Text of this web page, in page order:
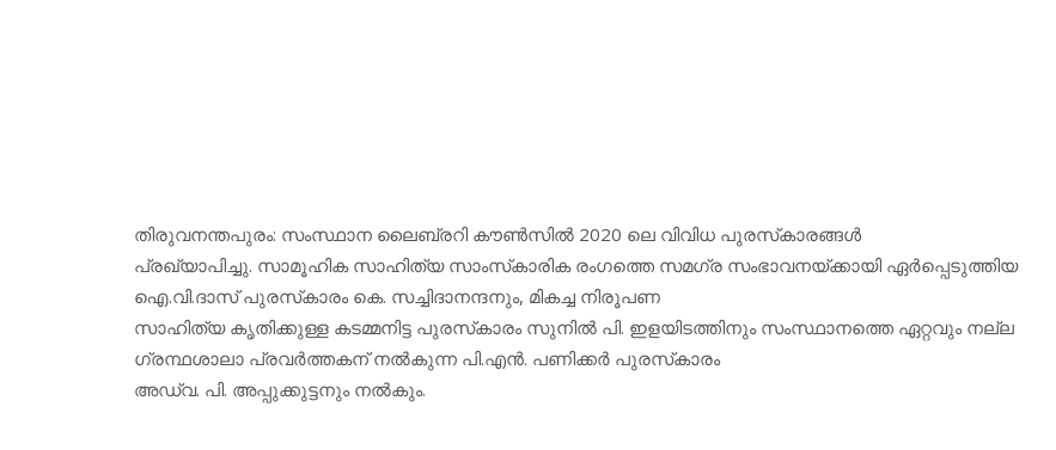
തിരുവനന്തപുരം: സംസ്ഥാന ലൈബ്രറി കൗണ്‍സില്‍ 2020 ലെ വിവിധ പുരസ്‌കാരങ്ങള്‍
പ്രഖ്യാപിച്ചു. സാമൂഹിക സാഹിത്യ സാംസ്‌കാരിക രംഗത്തെ സമഗ്ര സംഭാവനയ്ക്കായി ഏര്‍പ്പെടുത്തിയ
ഐ.വി.ദാസ് പുരസ്‌കാരം കെ. സച്ചിദാനന്ദനും, മികച്ച നിരൂപണ
സാഹിത്യ കൃതിക്കുള്ള കടമ്മനിട്ട പുരസ്‌കാരം സുനില്‍ പി. ഇളയിടത്തിനും സംസ്ഥാനത്തെ ഏറ്റവും നല്ല
ഗ്രന്ഥശാലാ പ്രവര്‍ത്തകന് നല്‍കുന്ന പി.എന്‍. പണിക്കര്‍ പുരസ്‌കാരം
അഡ്വ. പി. അപ്പുക്കുട്ടനും നല്‍കും.